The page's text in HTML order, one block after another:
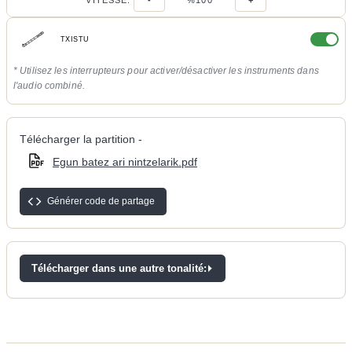
TXISTU
* Utilisez les interrupteurs pour activer/désactiver les instruments dans
l'audio combiné.
Télécharger la partition -
Egun batez ari nintzelarik.pdf
Générer code de partage
Télécharger dans une autre tonalité: